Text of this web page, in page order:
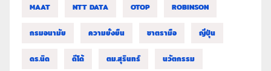
MAAT NTT DATA OTOP ROBINSON
กรมอนามัย ความยั่งยืน ชาตรามือ ญี่ปุ่น
ดร.นิด ดีโด้ ตม.สุรินทร์ นวัตกรรม